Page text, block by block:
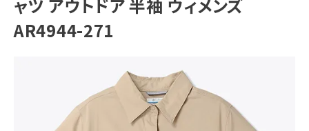
スポーツから選ぶ
ブランドから選ぶ
ャツ アウトドア 半袖 ウィメンズ
AR4944-271